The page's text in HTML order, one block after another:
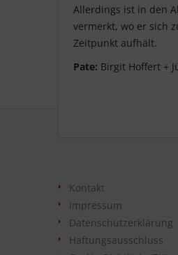
Allerdings ist in den
vermerkt, wo er sich
Zeitpunkt aufhält.
Pate: Birgit Hoffert +
Kontakt
Impressum
Datenschutzerklärung
Haftungsausschluss